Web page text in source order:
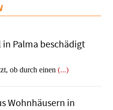
in Palma beschädigt
ob durch einen (...)
Wohnhäusern in